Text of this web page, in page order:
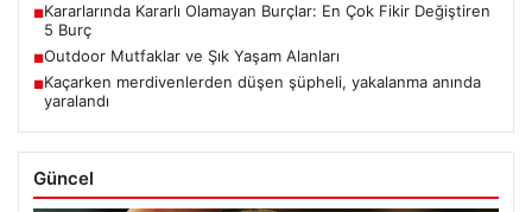
■Kararlarında Kararlı Olamayan Burçlar: En Çok Fikir Değiştiren
5 Burç
■Outdoor Mutfaklar ve Şık Yaşam Alanları
■Kaçarken merdivenlerden düşen şüpheli, yakalanma anında
yaralandı
Güncel